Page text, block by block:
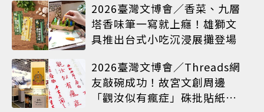
2026臺灣文博會／香菜、九層
塔香味筆一寫就上癮！雄獅文
具推出台式小吃沉浸展攤登場
2026臺灣文博會／Threads網
友敲碗成功！故宮文創周邊
「觀汝似有瘋症」硃批貼紙搶